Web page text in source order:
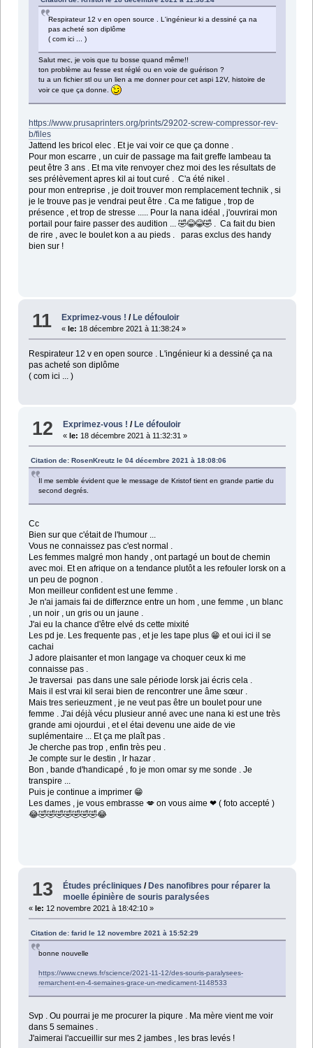
Respirateur 12 v en open source . L'ingénieur ki a dessiné ça na
pas acheté son diplôme
( com ici ... )
Salut mec, je vois que tu bosse quand même!!
ton problème au fesse est réglé ou en voie de guérison ?
tu a un fichier stl ou un lien a me donner pour cet aspi 12V, histoire de
voir ce que ça donne.
https://www.prusaprinters.org/prints/29202-screw-compressor-rev-
b/files
Jattend les bricol elec . Et je vai voir ce que ça donne .
Pour mon escarre , un cuir de passage ma fait greffe lambeau ta
peut être 3 ans . Et ma vite renvoyer chez moi des les résultats de
ses prélèvement apres kil ai tout curé . C'a été nikel .
pour mon entreprise , je doit trouver mon remplacement technik , si
je le trouve pas je vendrai peut être . Ca me fatigue , trop de
présence , et trop de stresse ..... Pour la nana idéal , j'ouvrirai mon
portail pour faire passer des audition ... 🤣😂😂🤣 . Ca fait du bien
de rire , avec le boulet kon a au pieds . paras exclus des handy
bien sur !
11 Exprimez-vous ! /Le défouloir
«le: 18 décembre 2021 à 11:38:24 »
Respirateur 12 v en open source . L'ingénieur ki a dessiné ça na
pas acheté son diplôme
( com ici ... )
12 Exprimez-vous ! / Le défouloir
«le: 18 décembre 2021 à 11:32:31 »
Citation de: RosenKreutz le 04 décembre 2021 à 18:08:06
Il me semble évident que le message de Kristof tient en grande partie du
second degrés.
Cc
Bien sur que c'était de l'humour ...
Vous ne connaissez pas c'est normal .
Les femmes malgré mon handy , ont partagé un bout de chemin
avec moi. Et en afrique on a tendance plutôt a les refouler lorsk on a
un peu de pognon .
Mon meilleur confident est une femme .
Je n'ai jamais fai de differznce entre un hom , une femme , un blanc
, un noir , un gris ou un jaune .
J'ai eu la chance d'être elvé ds cette mixité
Les pd je. Les frequente pas , et je les tape plus 😁 et oui ici il se
cachai
J adore plaisanter et mon langage va choquer ceux ki me
connaisse pas .
Je traversai pas dans une sale période lorsk jai écris cela .
Mais il est vrai kil serai bien de rencontrer une âme sœur .
Mais tres serieuzment , je ne veut pas être un boulet pour une
femme . J'ai déjà vécu plusieur anné avec une nana ki est une très
grande ami ojourdui , et el étai devenu une aide de vie
suplémentaire ... Et ça me plaît pas .
Je cherche pas trop , enfin très peu .
Je compte sur le destin , lr hazar .
Bon , bande d'handicapé , fo je mon omar sy me sonde . Je
transpire ...
Puis je continue a imprimer 😁
Les dames , je vous embrasse 💋 on vous aime ❤ ( foto accepté )
😂🤣🤣🤣🤣🤣🤣🤣😂
13 Études précliniques/Des nanofibres pour réparer la
moelle épinière de souris paralysées
« le: 12 novembre 2021 à 18:42:10 »
Citation de: farid le 12 novembre 2021 à 15:52:29
bonne nouvelle
https://www.cnews.fr/science/2021-11-12/des-souris-paralysees-
remarchent-en-4-semaines-grace-un-medicament-1148533
Svp . Ou pourrai je me procurer la piqure . Ma mère vient me voir
dans 5 semaines .
J'aimerai l'accueillir sur mes 2 jambes , les bras levés !